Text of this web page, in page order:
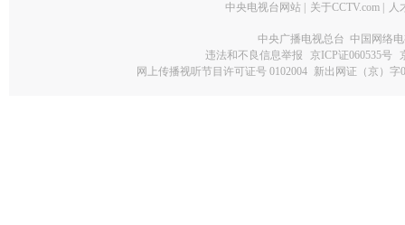
中央电视台网站 关于CCTV.com 人
中央广播电视总台 中国网络
违法和不良信息举报
京ICP证060535号
网上传播视听节目许可证号 0102004 新出网证（京）